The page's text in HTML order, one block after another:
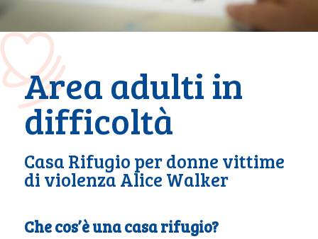
Area adulti in
difficoltà
Casa Rifugio per donne vittime
di violenza Alice Walker
Che cos’è una casa rifugio?